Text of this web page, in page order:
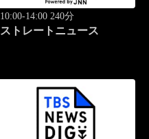
10:00-14:00 240分
ストレートニュース